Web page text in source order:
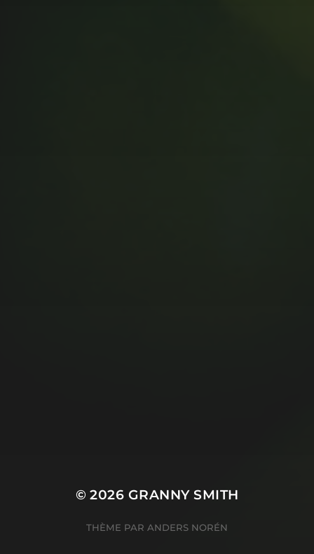
© 2026 GRANNY SMITH
THÈME PAR ANDERS NORÉN